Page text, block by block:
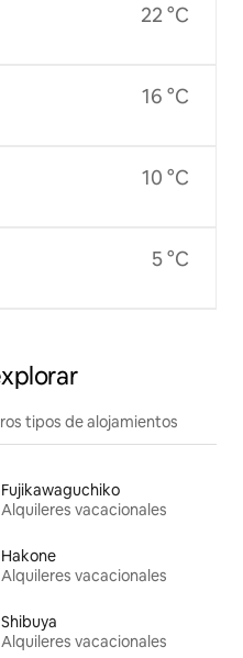
22 °C
16 °C
10 °C
5 °C
tipos de alojamientos
Fujikawaguchiko
Alquileres vacacionales
Hakone
Alquileres vacacionales
Shibuya
Alquileres vacacionales